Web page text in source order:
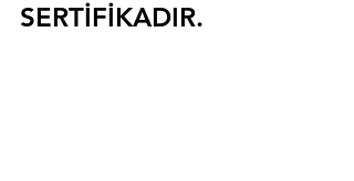
SERTİFİKADIR.